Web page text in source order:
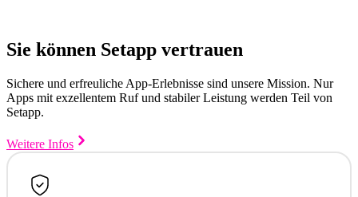
Sie können Setapp vertrauen
Sichere und erfreuliche App-Erlebnisse sind unsere Mission. Nur
Apps mit exzellentem Ruf und stabiler Leistung werden Teil von
Setapp.
Weitere Infos